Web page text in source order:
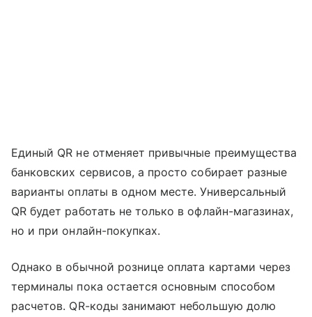
Единый QR не отменяет привычные преимущества
банковских сервисов, а просто собирает разные
варианты оплаты в одном месте. Универсальный
QR будет работать не только в офлайн-магазинах,
но и при онлайн-покупках.
Однако в обычной рознице оплата картами через
терминалы пока остается основным способом
расчетов. QR-коды занимают небольшую долю